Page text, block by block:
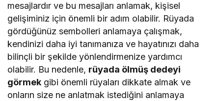
mesajlardır ve bu mesajları anlamak, kişisel
gelişiminiz için önemli bir adım olabilir. Rüyada
gördüğünüz sembolleri anlamaya çalışmak,
kendinizi daha iyi tanımanıza ve hayatınızı daha
bilinçli bir şekilde yönlendirmenize yardımcı
olabilir. Bu nedenle, rüyada ölmüş dedeyi
görmek gibi önemli rüyaları dikkate almak ve
onların size ne anlatmak istediğini anlamaya